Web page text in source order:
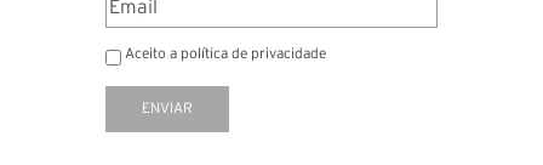
Aceito a política de privacidade
ENVIAR